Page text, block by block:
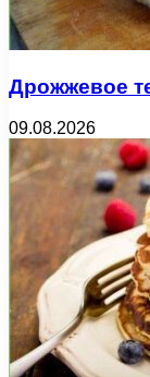
Дрожжевое
09.08.2026